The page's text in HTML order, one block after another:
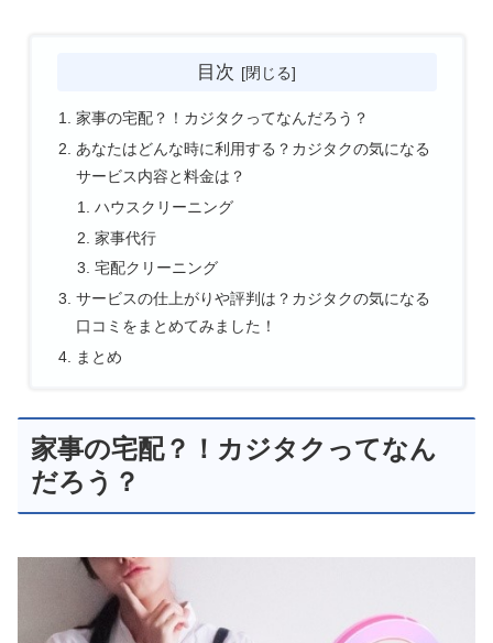
目次
家事の宅配？！カジタクってなんだろう？
あなたはどんな時に利用する？カジタクの気になる
サービス内容と料金は？
ハウスクリーニング
家事代行
宅配クリーニング
サービスの仕上がりや評判は？カジタクの気になる
口コミをまとめてみました！
まとめ
家事の宅配？！カジタクってなん
だろう？